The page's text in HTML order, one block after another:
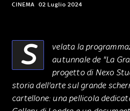
CINEMA 02 Luglio 2024
S
velata la
autunnale de "La
progetto di Nexo
storia dell'arte sul grande
cartellone: una pellicola